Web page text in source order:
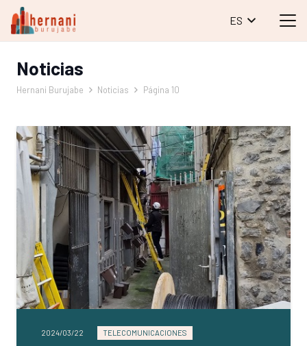
ES
Noticias
Hernani Burujabe Noticias Página 10
2024/03/22 TELECOMUNICACIONES